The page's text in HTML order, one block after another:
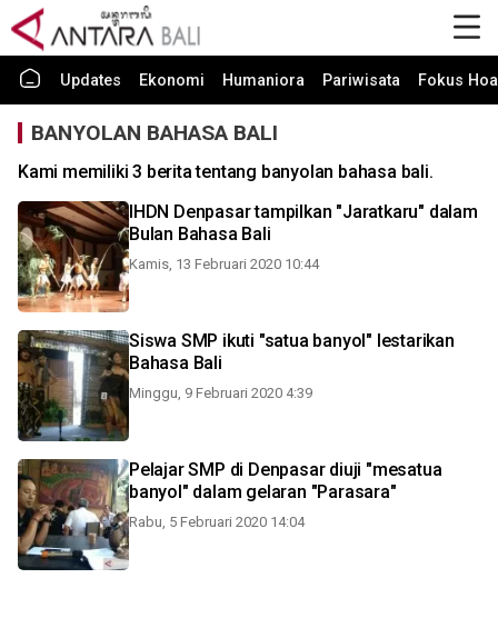
Updates Ekonomi Humaniora Pariwisata Fokus
BANYOLAN BAHASA BALI
Kami memiliki 3 berita tentang banyolan bahasa bali.
IHDN Denpasar tampilkan "Jaratkaru" dalam
Bulan Bahasa Bali
Kamis, 13 Februari 2020 10:44
Siswa SMP ikuti "satua banyol" lestarikan
Bahasa Bali
Minggu, 9 Februari 2020 4:39
Pelajar SMP di Denpasar diuji "mesatua
banyol" dalam gelaran "Parasara"
Rabu, 5 Februari 2020 14:04